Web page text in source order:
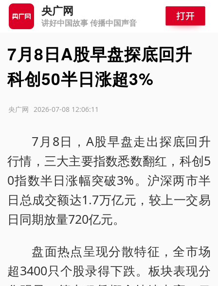
央广网
讲好中国故事 传播中国声音
7月8日A股早盘探底回升
科创50半日涨超3%
2026-07-08 12:06:11
央广网
7月8日，A股早盘走出探底回升
行情，三大主要指数悉数翻红，科创5
0指数半日涨幅突破3%。沪深两市半
日总成交额达1.7万亿元，较上一交易
日同期放量720亿元。
盘面热点呈现分散特征，全市场
超3400只个股录得下跌。板块表现分